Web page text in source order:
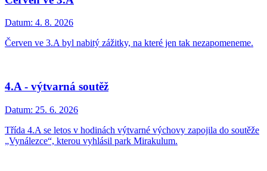
Datum: 4. 8. 2026
Červen ve 3.A byl nabitý zážitky, na které jen tak nezapomeneme.
4.A - výtvarná soutěž
Datum: 25. 6. 2026
Třída 4.A se letos v hodinách výtvarné výchovy zapojila do soutěže
„Vynálezce“, kterou vyhlásil park Mirakulum.